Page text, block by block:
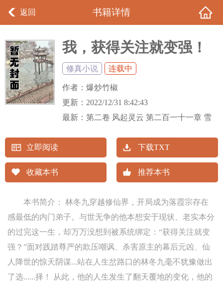
返回 书籍详情
我，获得关注就变强！
修真小说 连载中
作者： 爆炒竹椒
更新： 2022/12/31 8:42:43
最新： 第二卷 风起灵云 第二百一十一章 雪
立即阅读
下载TXT
收藏本书 推荐本书
本书简介： 林冬九穿越修仙界，开局成为落霞宗存在
感最低的内门弟子。与世无争的他本想安于现状、老实本分
的过完这一生，却万万没想到被系统绑定：“获得关注就变
强？”面对践踏尊严的欺压嘲讽、杀害原主的幕后元凶、仙
人降世的惊天阴谋...站在人生岔路口的林冬九毫不犹豫做出
了选......择！ 从此，他的人生发生了翻天覆地的变化，他的